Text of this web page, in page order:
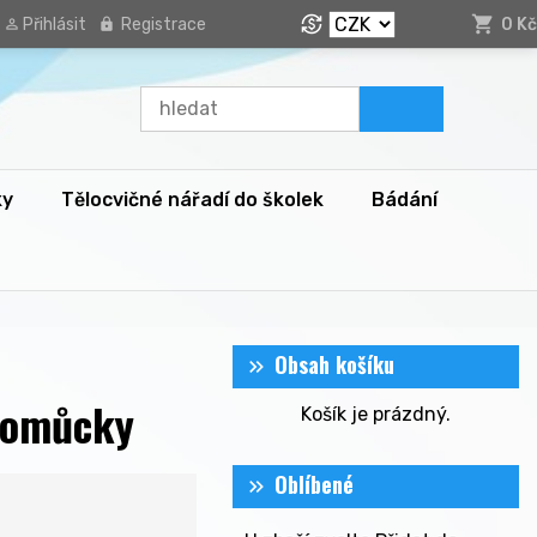
Přihlásit Registrace 0 Kč
Tělocvičné nářadí do školek Bádání
Obsah košíku
Košík je prázdný.
Oblíbené